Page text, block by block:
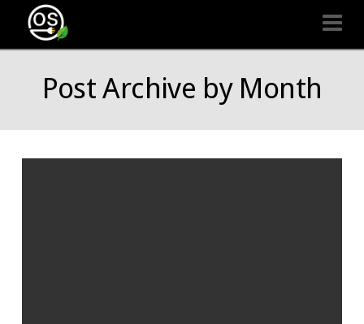
Organizaciones
Seguras
Post Archive by Month